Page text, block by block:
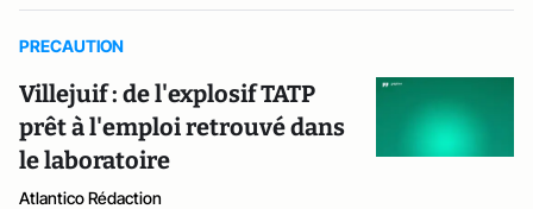
PRECAUTION
Villejuif : de l'explosif TATP
prêt à l'emploi retrouvé dans
le laboratoire
Atlantico Rédaction